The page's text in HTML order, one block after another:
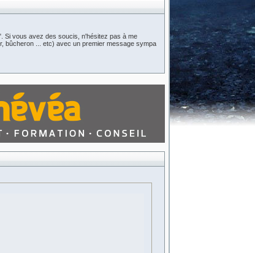
Si vous avez des soucis, n'hésitez pas à me
bûcheron ... etc) avec un premier message sympa